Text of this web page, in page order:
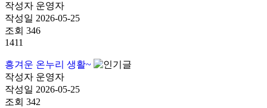
작성자 운영자
작성일 2026-05-25
조회 346
1411
흥겨운 온누리 생활~
작성자 운영자
작성일 2026-05-25
조회 342